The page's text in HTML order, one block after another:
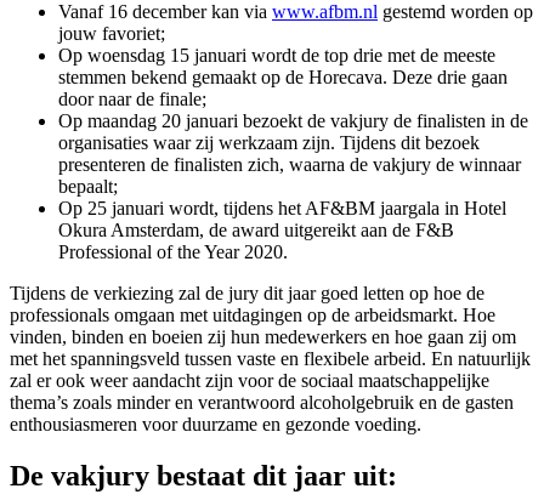
Vanaf 16 december kan via www.afbm.nl gestemd worden op
jouw favoriet;
Op woensdag 15 januari wordt de top drie met de meeste
stemmen bekend gemaakt op de Horecava. Deze drie gaan
door naar de finale;
Op maandag 20 januari bezoekt de vakjury de finalisten in de
organisaties waar zij werkzaam zijn. Tijdens dit bezoek
presenteren de finalisten zich, waarna de vakjury de winnaar
bepaalt;
Op 25 januari wordt, tijdens het AF&BM jaargala in Hotel
Okura Amsterdam, de award uitgereikt aan de F&B
Professional of the Year 2020.
Tijdens de verkiezing zal de jury dit jaar goed letten op hoe de
professionals omgaan met uitdagingen op de arbeidsmarkt. Hoe
vinden, binden en boeien zij hun medewerkers en hoe gaan zij om
met het spanningsveld tussen vaste en flexibele arbeid. En natuurlijk
zal er ook weer aandacht zijn voor de sociaal maatschappelijke
thema’s zoals minder en verantwoord alcoholgebruik en de gasten
enthousiasmeren voor duurzame en gezonde voeding.
De vakjury bestaat dit jaar uit: